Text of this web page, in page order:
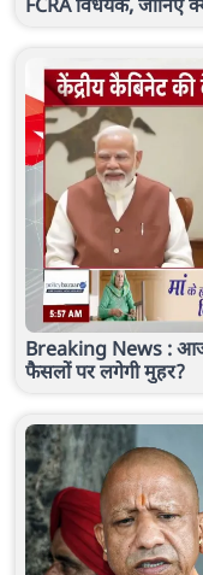
Breaking News : आज
फैसलों पर लगेगी मुहर?